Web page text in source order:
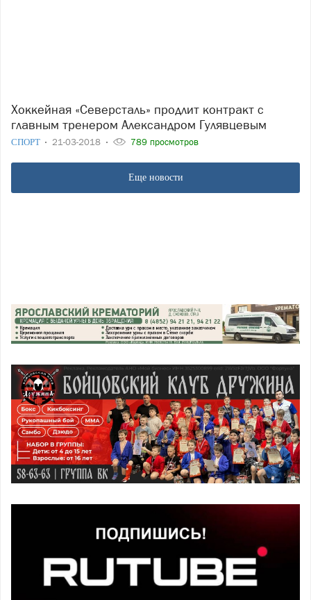
Хоккейная «Северсталь» продлит контракт с
главным тренером Александром Гулявцевым
СПОРТ 21-03-2018 789 просмотров
Еще новости